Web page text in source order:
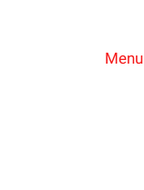
Menu